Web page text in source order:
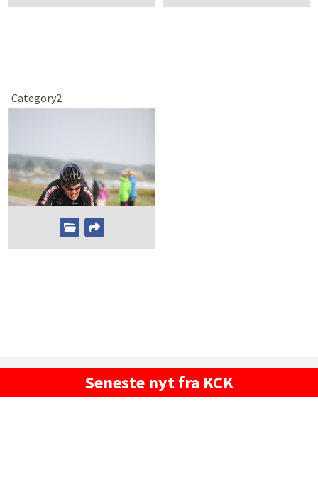
Category2
Seneste nyt fra KCK